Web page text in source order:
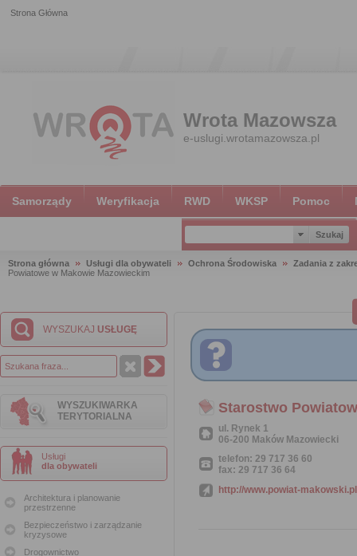
Strona Główna
Wrota Mazowsza
e-uslugi.wrotamazowsza.pl
Samorządy Weryfikacja RWD WKSP Pomoc
Strona główna Usługi dla obywateli Ochrona Środowiska
Zadania z
Powiatowe w Makowie Mazowieckim
WYSZUKAJ USŁUGĘ
WYSZUKIWARKA
TERYTORIALNA
Usługi
dla obywateli
Architektura i planowanie
przestrzenne
Bezpieczeństwo i zarządzanie
kryzysowe
Drogownictwo
Starostwo
ul. Rynek 1
06-200 Maków Mazowiecki
telefon: 29 717 36 60
fax: 29 717 36 64
http://www.powiat-makowski.pl